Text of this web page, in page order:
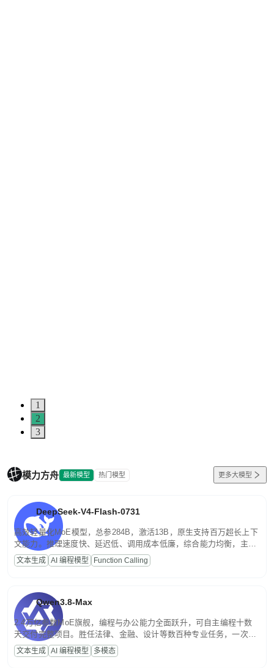
1
2
3
模力方舟 最新模型 热门模型 更多大模型
DeepSeek-V4-Flash-0731
高效轻量化MoE模型，总参284B，激活13B，原生支持百万超长上下
文能力。推理速度快、延迟低、调用成本低廉，综合能力均衡，主打
高并发、轻量化任务，适合日常对话、内容创作、基础 RAG、批量
文案处理等普惠刚需场景。
文本生成 AI 编程模型 Function Calling
Qwen3.8-Max
2.4万亿参数MoE旗舰，编程与办公能力全面跃升，可自主编程十数
天交付完整项目。胜任法律、金融、设计等数百种专业任务，一次对
话端到端交付生产级成果。原生视觉理解贯穿规划、执行与验证全流
程，支持超长文档与长视频的深度语义解析。长程任务中自主规划与
文本生成 AI 编程模型 多模态